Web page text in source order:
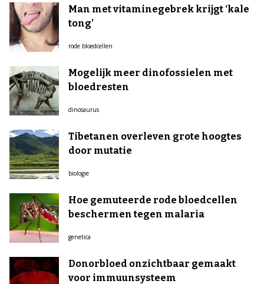
Man met vitaminegebrek krijgt ‘kale
tong’
rode bloedcellen
Mogelijk meer dinofossielen met
bloedresten
dinosaurus
Tibetanen overleven grote hoogtes
door mutatie
biologie
Hoe gemuteerde rode bloedcellen
beschermen tegen malaria
genetica
Donorbloed onzichtbaar gemaakt
voor immuunsysteem